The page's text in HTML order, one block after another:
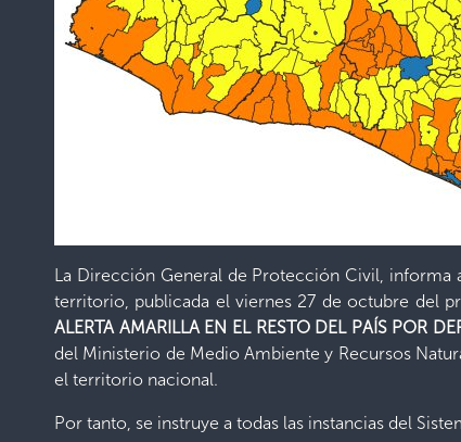
La Dirección General de Protección Civil,
territorio, publicada el viernes 27 de octubre del
ALERTA AMARILLA EN EL RESTO DEL PAÍS POR
del Ministerio de Medio Ambiente y Recursos
el territorio nacional.
Por tanto, se instruye a todas las instancias del